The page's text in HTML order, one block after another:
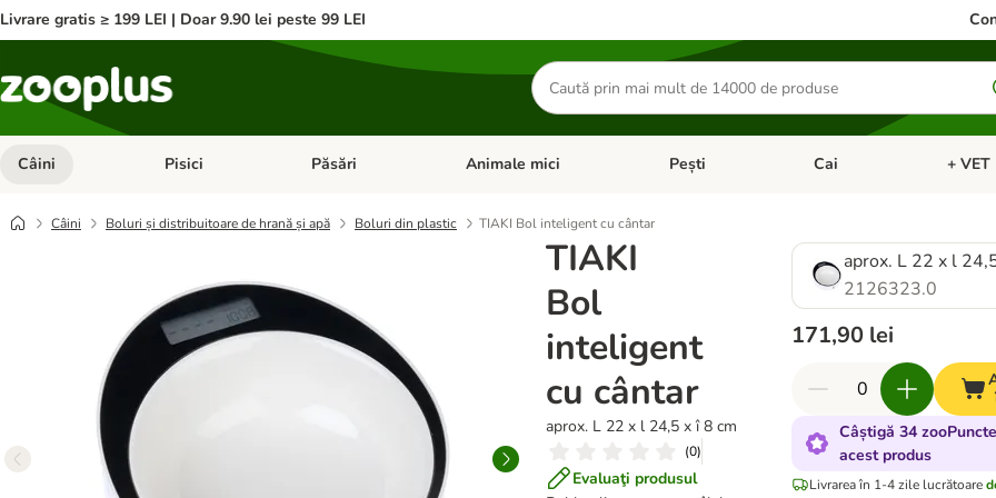
Livrare gratis ≥ 199 LEI | Doar 9.90 lei peste 99 LEI
Căutare
produse
Câini Deschideți meniul cu categorii: Câini
Pisici Deschideți meniul cu categorii: Pisici
Păsări Deschideți meniul cu categorii: Păsări
Animale mici Deschideți meniul cu categorii: Animale mici
Pești Deschideți meniul cu
Cai +
Câini Boluri și distribuitoare de hrană și apă Boluri din plastic TIAKI Bol inteligent cu cântar
TIAKI
Bol
inteligent
cu cântar
aprox. L 22 x l 24,5 x î 8 cm
(0)
Evaluaţi produsul
aprox. L 22 x l
2126323.0
171,90 lei
Câștigă 34
acest produs
Livrarea în 1-4 zile lucrătoare